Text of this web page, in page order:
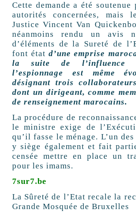
Cette demande a été
autorités concernées, mais
Justice Vincent Van
néanmoins rendu un avis
d’éléments de la Sureté de
font étatd’une emprise
la suite de l’influence
l’espionnage est même
désignant trois
dont un dirigeant, comme
de renseignement marocains.
La procédure de
le ministre exige de
qu’il fasse le ménage. L’un
y siège également et fait
censée mettre en place un
pour les imams.
7sur7.be
La Sûreté de l’Etat recale la
Grande Mosquée de Bruxelles